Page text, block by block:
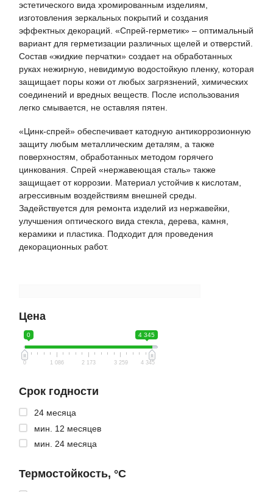
Цена
0 4 345
0 1 086 2 173 3 259 4 345
Срок годности
24 месяца
мин. 12 месяцев
мин. 24 месяца
Термостойкость, °C
эстетического вида хромированным изделиям,
изготовления зеркальных покрытий и создания
эффектных декораций. «Спрей-герметик» – оптимальный
вариант для герметизации различных щелей и отверстий.
Состав «жидкие перчатки» создает на обработанных
руках нежирную, невидимую водостойкую пленку, которая
защищает поры кожи от любых загрязнений, химических
соединений и вредных веществ. После использования
легко смывается, не оставляя пятен.
«Цинк-спрей» обеспечивает катодную антикоррозионную
защиту любым металлическим деталям, а также
поверхностям, обработанных методом горячего
цинкования. Спрей «нержавеющая сталь» также
защищает от коррозии. Материал устойчив к кислотам,
агрессивным воздействиям внешней среды.
Задействуется для ремонта изделий из нержавейки,
улучшения оптического вида стекла, дерева, камня,
керамики и пластика. Подходит для проведения
декорационных работ.